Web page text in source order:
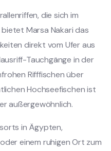
die sich im
Marsa Nakari das
direkt vom Ufer aus
Tauchgänge in der
Rifffischen über
Hochseefischen ist
außergewöhnlich.
in Ägypten,
einem ruhigen Ort zum